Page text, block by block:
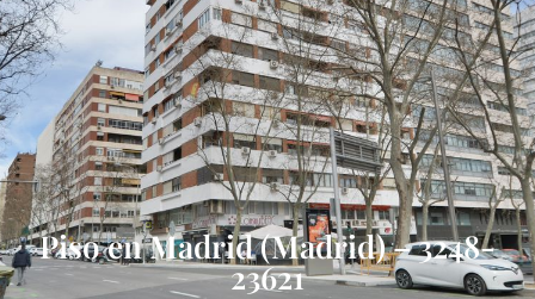
Piso en Madrid (Madrid) – 3248-
23621